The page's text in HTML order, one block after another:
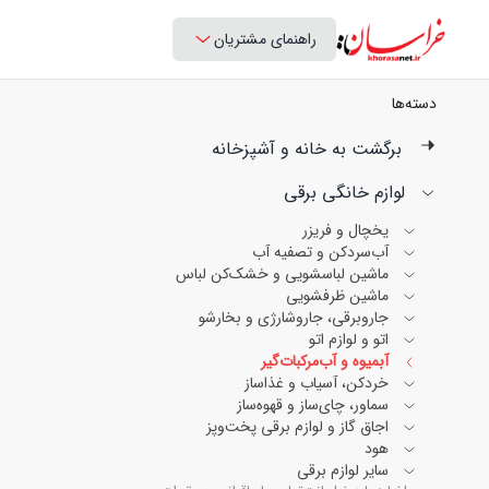
راهنمای مشتریان
دسته‌ها
برگشت به خانه و آشپزخانه
لوازم خانگی برقی
یخچال و فریزر
آب‌سردکن و تصفیه آب
ماشین لباسشویی و خشک‌کن لباس
ماشین ظرفشویی
جاروبرقی، جاروشارژی و بخارشو
اتو و لوازم اتو
آبمیوه و آب‌مرکبات‌گیر
خردکن، آسیاب و غذاساز
سماور، چای‌ساز و قهوه‌ساز
اجاق گاز و لوازم برقی پخت‌وپز
هود
سایر لوازم برقی